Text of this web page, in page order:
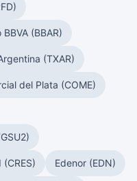
BBVA (BBAR)
(TXAR)
del Plata (COME)
(CRES) Edenor (EDN)